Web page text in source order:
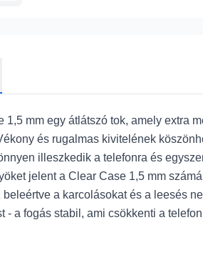
1,5 mm egy átlátszó tok, amely extra
és rugalmas kivitelének
illeszkedik a telefonra és
jelent a Clear Case 1,5 mm
beleértve a karcolásokat és a leesés
- a fogás stabil, ami csökkenti a